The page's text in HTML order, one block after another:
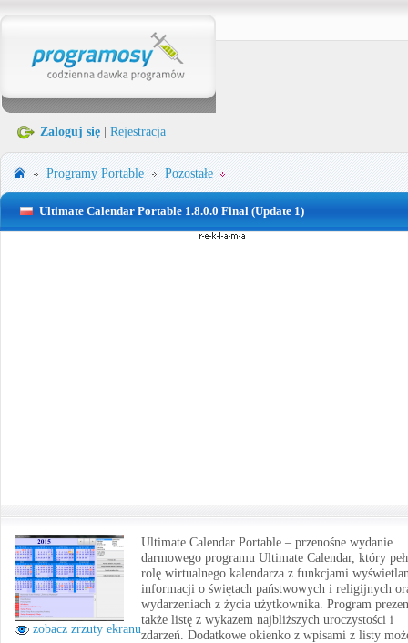
Zaloguj się Rejestracja
Programy Portable Pozostałe
Ultimate Calendar Portable 1.8.0.0 Final (Update 1)
zobacz zrzuty ekranu
Ultimate Calendar Portable – przenośne wydanie
darmowego programu Ultimate Calendar, który
rolę wirtualnego kalendarza z funkcjami
informacji o świętach państwowych i religijnych
wydarzeniach z życia użytkownika. Program
także listę z wykazem najbliższych uroczystości i
zdarzeń. Dodatkowe okienko z wpisami z listy